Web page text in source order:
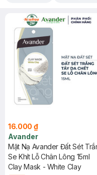
16.000 ₫
Avander
Mặt Nạ Avander Đất Sét
Se Khít Lỗ Chân Lông 15ml
Clay Mask - White Clay